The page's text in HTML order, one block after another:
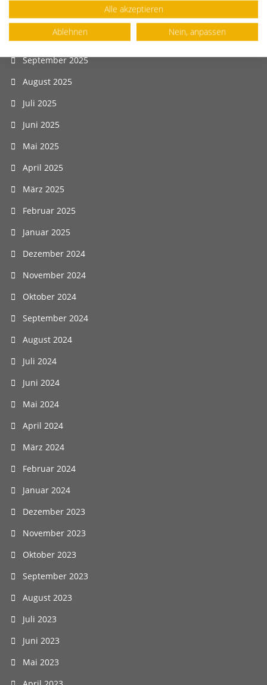
November 2025
Oktober 2025
September 2025
August 2025
Juli 2025
Juni 2025
Mai 2025
April 2025
März 2025
Februar 2025
Januar 2025
Dezember 2024
November 2024
Oktober 2024
September 2024
August 2024
Juli 2024
Juni 2024
Mai 2024
April 2024
März 2024
Februar 2024
Januar 2024
Dezember 2023
November 2023
Oktober 2023
September 2023
August 2023
Juli 2023
Juni 2023
Mai 2023
Alle akzeptieren
Ablehnen
Nein, anpassen